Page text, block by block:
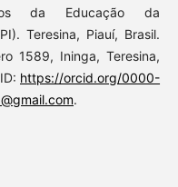
da Educação da
Teresina, Piauí, Brasil.
1589, Ininga, Teresina,
https://orcid.org/0000-
.